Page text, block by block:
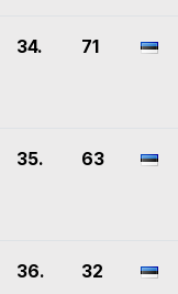
34. 71
35. 63
36. 32